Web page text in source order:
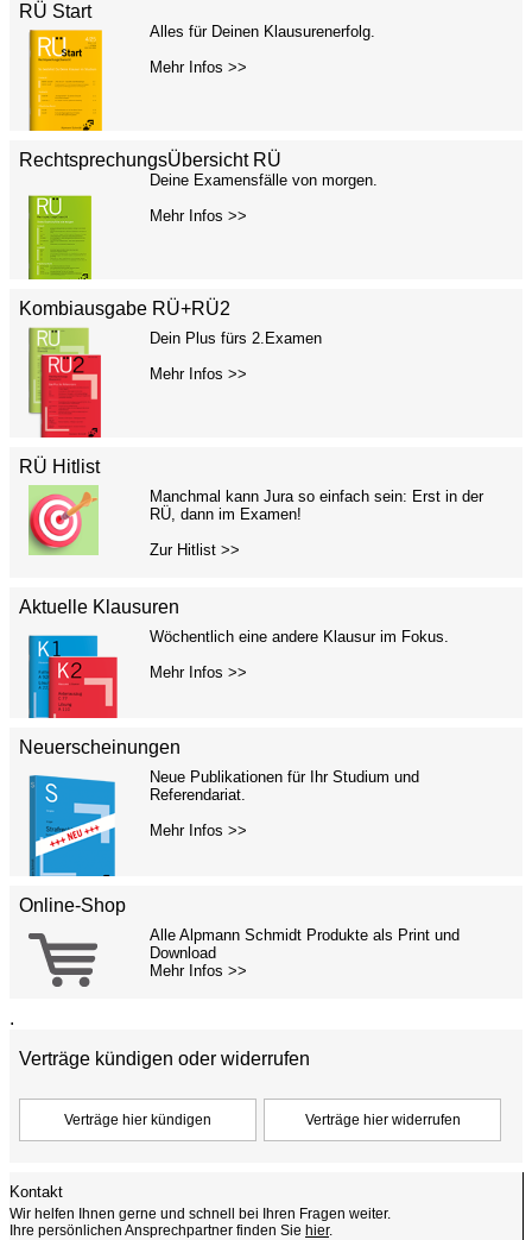
RÜ Start
Alles für Deinen Klausurenerfolg.
Mehr Infos >>
RechtsprechungsÜbersicht RÜ
Deine Examensfälle von morgen.
Mehr Infos >>
Kombiausgabe RÜ+RÜ2
Dein Plus fürs 2.Examen
Mehr Infos >>
RÜ Hitlist
Manchmal kann Jura so einfach sein: Erst in der
RÜ, dann im Examen!
Zur Hitlist >>
Aktuelle Klausuren
Wöchentlich eine andere Klausur im Fokus.
Mehr Infos >>
Neuerscheinungen
Neue Publikationen für Ihr Studium und
Referendariat.
Mehr Infos >>
Online-Shop
Alle Alpmann Schmidt Produkte als Print und
Download
Mehr Infos >>
.
Verträge kündigen oder widerrufen
Kontakt
Wir helfen Ihnen gerne und schnell bei Ihren Fragen weiter.
Ihre persönlichen Ansprechpartner finden Sie hier.